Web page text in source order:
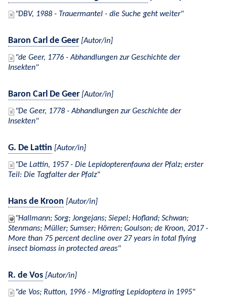
DBV, 1988 - Trauermantel - die Suche geht weiter
Baron Carl de Geer [Autor/in]
de Geer, 1776 - Abhandlungen zur Geschichte der
Insekten
Baron Carl De Geer [Autor/in]
De Geer, 1778 - Abhandlungen zur Geschichte der
Insekten
G. De Lattin [Autor/in]
De Lattin, 1957 - Die Lepidopterenfauna der Pfalz; erster
Teil: Die Tagfalter der Pfalz
Hans de Kroon [Autor/in]
Hallmann; Sorg; Jongejans; Siepel; Hofland; Schwan;
Stenmans; Müller; Sumser; Hörren; Goulson; de Kroon, 2017 -
More than 75 percent decline over 27 years in total flying
insect biomass in protected areas
R. de Vos [Autor/in]
de Vos; Rutton, 1996 - Migrating Lepidoptera in 1995